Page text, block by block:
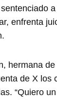
enfrenta
hermana
de X los
“Quiero